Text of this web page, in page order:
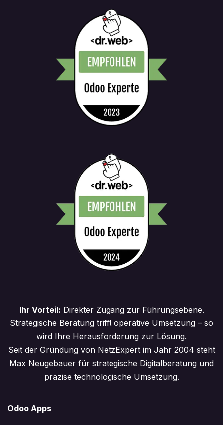
Ihr Vorteil: Direkter Zugang zur Führungsebene.
Strategische Beratung trifft operative Umsetzung – so
wird Ihre Herausforderung zur Lösung.
Seit der Gründung von NetzExpert im Jahr 2004 steht
Max Neugebauer für strategische Digitalberatung und
präzise technologische Umsetzung.
Odoo Apps